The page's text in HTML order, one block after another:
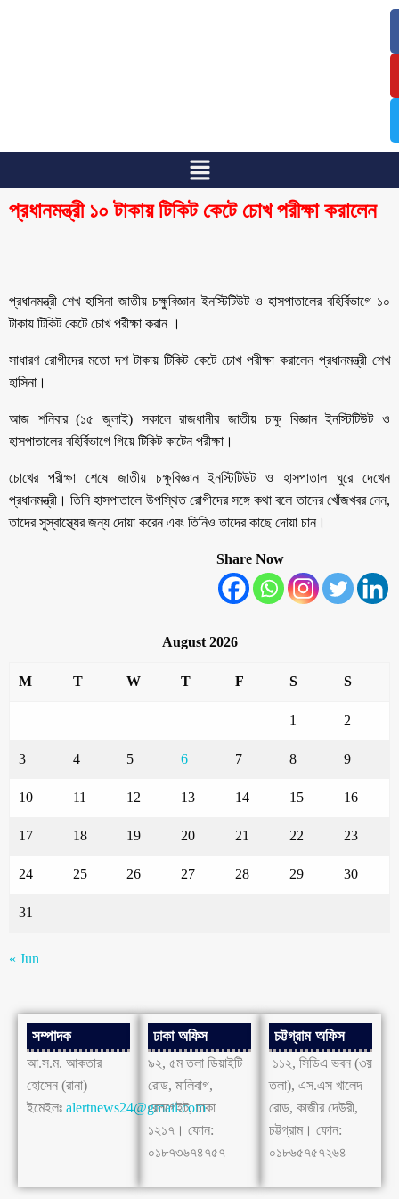
প্রধানমন্ত্রী ১০ টাকায় টিকিট কেটে চোখ পরীক্ষা করালেন
প্রধানমন্ত্রী শেখ হাসিনা জাতীয় চক্ষুবিজ্ঞান ইনস্টিটিউট ও হাসপাতালের বহির্বিভাগে ১০
টাকায় টিকিট কেটে চোখ পরীক্ষা করান ।
সাধারণ রোগীদের মতো দশ টাকায় টিকিট কেটে চোখ পরীক্ষা করালেন প্রধানমন্ত্রী শেখ
হাসিনা।
আজ শনিবার (১৫ জুলাই) সকালে রাজধানীর জাতীয় চক্ষু বিজ্ঞান ইনস্টিটিউট ও
হাসপাতালের বহির্বিভাগে গিয়ে টিকিট কাটেন পরীক্ষা।
চোখের পরীক্ষা শেষে জাতীয় চক্ষুবিজ্ঞান ইনস্টিটিউট ও হাসপাতাল ঘুরে দেখেন
প্রধানমন্ত্রী। তিনি হাসপাতালে উপস্থিত রোগীদের সঙ্গে কথা বলে তাদের খোঁজখবর নেন,
তাদের সুস্বাস্থ্যের জন্য দোয়া করেন এবং তিনিও তাদের কাছে দোয়া চান।
Share Now
August 2026
M T W T F S S
1 2
3 4 5 6 7 8 9
10 11 12 13 14 15 16
17 18 19 20 21 22 23
24 25 26 27 28 29 30
31
« Jun
সম্পাদক
আ.স.ম. আকতার
হোসেন (রানা)
ইমেইলঃ alertnews24@gmail.com
ঢাকা অফিস
৯২, ৫ম তলা ডিয়াইটি
রোড, মালিবাগ,
রেলগেইট, ঢাকা
১২১৭। ফোন:
০১৮৭৩৬৭৪৭৫৭
চট্টগ্রাম অফিস
১১২, সিডিএ ভবন (৩য়
তলা), এস.এস খালেদ
রোড, কাজীর দেউরী,
চট্টগ্রাম। ফোন:
০১৮৬৫৭৫৭২৬৪